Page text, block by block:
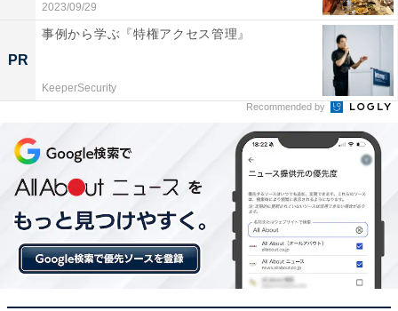
2023/09/29
PR
事例から学ぶ『特権アクセス管理』
KeeperSecurity
Recommended by